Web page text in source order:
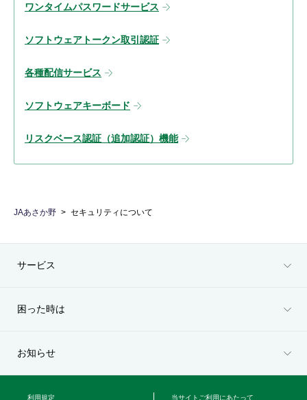
ワンタイムパスワードサービス
ソフトウェアトークン取引認証
各種配信サービス
ソフトウェアキーボード
リスクベース認証（追加認証）機能
JAあさか野 セキュリティについて
サービス
困った時は
お知らせ
利用規定 当サイトご利用にあたって